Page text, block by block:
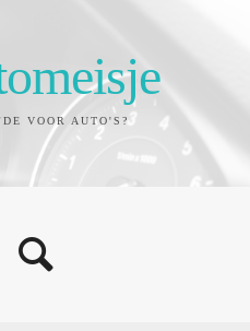
VOOR AUTO'S?